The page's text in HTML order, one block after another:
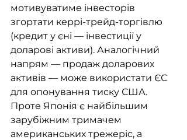
мотивуватиме інвесторів
згортати керрі-трейд-торгівлю
(кредит у єні — інвестиції у
доларові активи). Аналогічний
напрям — продаж доларових
активів — може використати ЄС
для опонування тиску США.
Проте Японія є найбільшим
зарубіжним тримачем
американських трежеріс, а